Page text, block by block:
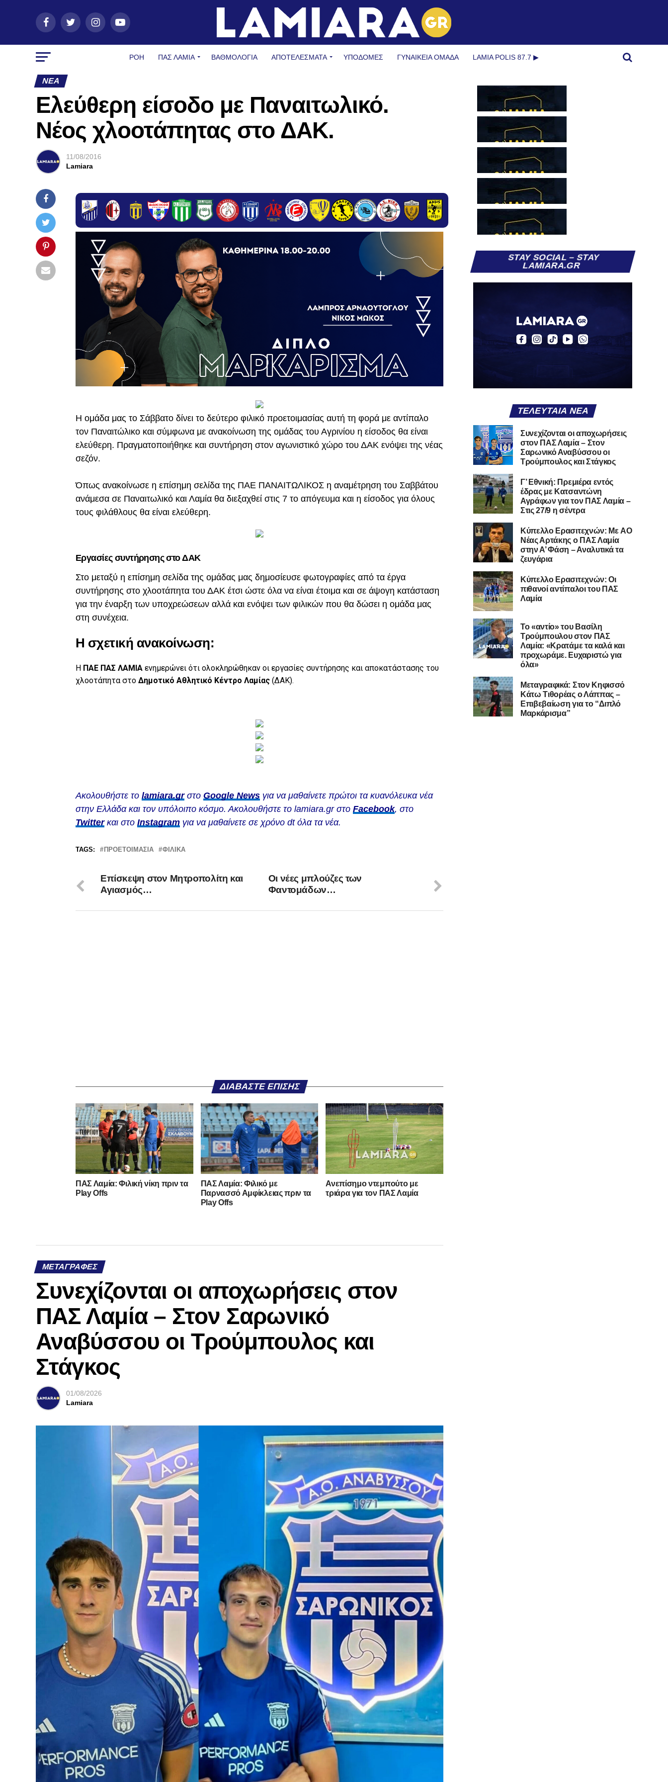
ΡΟΗ ΠΑΣ ΛΑΜΊΑ ΒΑΘΜΟΛΟΓΙΑ ΑΠΟΤΕΛΕΣΜΑΤΑ ΥΠΟΔΟΜΈΣ ΓΥΝΑΙΚΕΊΑ ΟΜΆΔΑ LAMIA POLIS 87.7 ▶︎
ΝΈΑ
Ελεύθερη είσοδο με Παναιτωλικό.
Νέος χλοοτάπητας στο ΔΑΚ.
11/08/2016
Lamiara
Η ομάδα μας το Σάββατο δίνει το δεύτερο φιλικό προετοιμασίας αυτή τη φορά με αντίπαλο
τον Παναιτώλικο και σύμφωνα με ανακοίνωση της ομάδας του Αγρινίου η είσοδος θα είναι
ελεύθερη. Πραγματοποιήθηκε και συντήρηση στον αγωνιστικό χώρο του ΔΑΚ ενόψει της νέας
σεζόν.
Όπως ανακοίνωσε η επίσημη σελίδα της ΠΑΕ ΠΑΝΑΙΤΩΛΙΚΟΣ η αναμέτρηση του Σαββάτου
ανάμεσα σε Παναιτωλικό και Λαμία θα διεξαχθεί στις 7 το απόγευμα και η είσοδος για όλους
τους φιλάθλους θα είναι ελεύθερη.
Εργασίες συντήρησης στο ΔΑΚ
Στο μεταξύ η επίσημη σελίδα της ομάδας μας δημοσίευσε φωτογραφίες από τα έργα
συντήρησης στο χλοοτάπητα του ΔΑΚ έτσι ώστε όλα να είναι έτοιμα και σε άψογη κατάσταση
για την έναρξη των υποχρεώσεων αλλά και ενόψει των φιλικών που θα δώσει η ομάδα μας
στη συνέχεια.
Η σχετική ανακοίνωση:
Η ΠΑΕ ΠΑΣ ΛΑΜΙΑ ενημερώνει ότι ολοκληρώθηκαν οι εργασίες συντήρησης και αποκατάστασης του
χλοοτάπητα στο Δημοτικό Αθλητικό Κέντρο Λαμίας (ΔΑΚ).
Ακολουθήστε το lamiara.grστο Google News για να μαθαίνετε πρώτοι τα κυανόλευκα νέα
στην Ελλάδα και τον υπόλοιπο κόσμο. Ακολουθήστε το lamiara.gr στο Facebook, στο
Twitterκαι στο Instagram για να μαθαίνετε σε χρόνο dt όλα τα νέα.
TAGS: ΠΡΟΕΤΟΙΜΑΣΊΑ ΦΙΛΙΚΆ
Οι νέες μπλούζες των
Φαντομάδων…
Επίσκεψη στον Μητροπολίτη και
Αγιασμός…
ΔΙΑΒΆΣΤΕ ΕΠΊΣΗΣ
ΠΑΣ Λαμία: Φιλική νίκη πριν τα
Play Offs
ΠΑΣ Λαμία: Φιλικό με
Παρνασσό Αμφίκλειας πριν τα
Play Offs
Ανεπίσημο ντεμπούτο με
τριάρα για τον ΠΑΣ Λαμία
ΜΕΤΑΓΡΑΦΈΣ
Συνεχίζονται οι αποχωρήσεις στον
ΠΑΣ Λαμία – Στον Σαρωνικό
Αναβύσσου οι Τρούμπουλος και
Στάγκος
01/08/2026
Lamiara
STAY SOCIAL – STAY
LAMIARA.GR
ΤΕΛΕΥΤΑΊΑ ΝΈΑ
Συνεχίζονται οι αποχωρήσεις
στον ΠΑΣ Λαμία – Στον
Σαρωνικό Αναβύσσου οι
Τρούμπουλος και Στάγκος
Γ’ Εθνική: Πρεμιέρα εντός
έδρας με Κατσαντώνη
Αγράφων για τον ΠΑΣ Λαμία –
Στις 27/9 η σέντρα
Kύπελλο Ερασιτεχνών: Με AO
Nέας Αρτάκης ο ΠΑΣ Λαμία
στην Α’ Φάση – Αναλυτικά τα
ζευγάρια
Κύπελλο Ερασιτεχνών: Οι
πιθανοί αντίπαλοι του ΠΑΣ
Λαμία
Το «αντίο» του Βασίλη
Τρούμπουλου στον ΠΑΣ
Λαμία: «Κρατάμε τα καλά και
προχωράμε. Ευχαριστώ για
όλα»
Μεταγραφικά: Στον Κηφισσό
Κάτω Τιθορέας ο Λάππας –
Επιβεβαίωση για το “Διπλό
Μαρκάρισμα”